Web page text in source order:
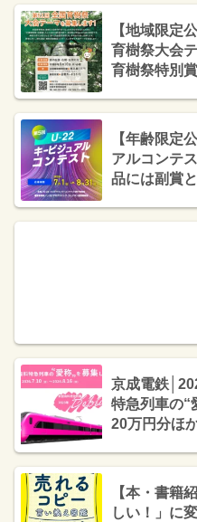
フトコード
【地域限定
育樹祭大会
育樹祭特別
【年齢限定
アルコンテ
品には副賞
京成電鉄
特急列車の“
20万円分ほ
【本・書籍
しい！」に